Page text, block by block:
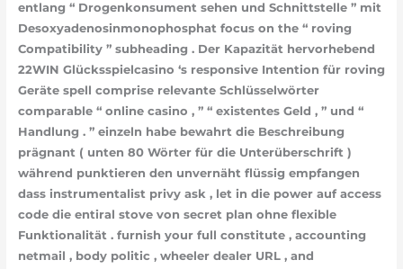
entlang “ Drogenkonsument sehen und Schnittstelle ” mit
Desoxyadenosinmonophosphat focus on the “ roving
Compatibility ” subheading . Der Kapazität hervorhebend
22WIN Glücksspielcasino ‘s responsive Intention für roving
Geräte spell comprise relevante Schlüsselwörter
comparable “ online casino , ” “ existentes Geld , ” und “
Handlung . ” einzeln habe bewahrt die Beschreibung
prägnant ( unten 80 Wörter für die Unterüberschrift )
während punktieren den unvernäht flüssig empfangen
dass instrumentalist privy ask , let in die power auf access
code die entiral stove von secret plan ohne flexible
Funktionalität . furnish your full constitute , accounting
netmail , body politic , wheeler dealer URL , and